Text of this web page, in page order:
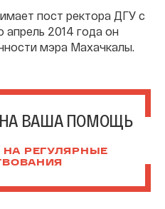
пост ректора ДГУ с
апрель 2014 года он
мэра Махачкалы.
ВАША ПОМОЩЬ
РЕГУЛЯРНЫЕ